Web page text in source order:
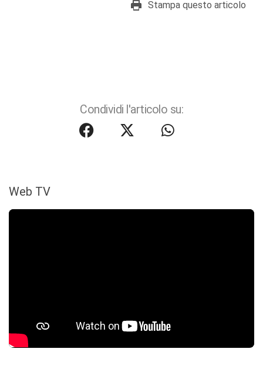
Stampa questo articolo
Condividi l'articolo su:
Web TV